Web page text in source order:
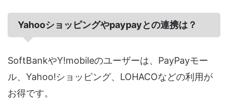
Yahooショッピングやpaypayとの連携は？
SoftBankやY!mobileのユーザーは、PayPayモー
ル、Yahoo!ショッピング、LOHACOなどの利用が
お得です。